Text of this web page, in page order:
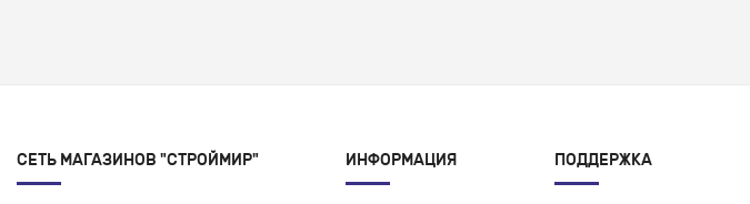
СЕТЬ МАГАЗИНОВ "СТРОЙМИР" ИНФОРМАЦИЯ ПОДДЕРЖКА